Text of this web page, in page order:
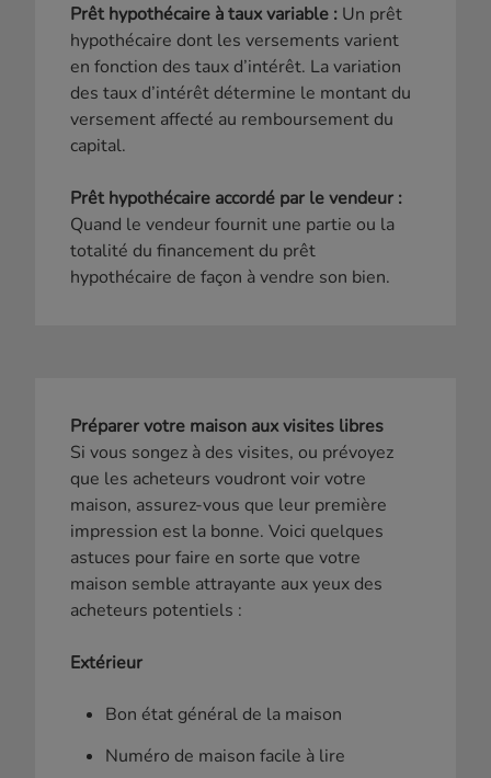
Prêt hypothécaire à taux variable : Un prêt
hypothécaire dont les versements varient
en fonction des taux d’intérêt. La variation
des taux d’intérêt détermine le montant du
versement affecté au remboursement du
capital.
Prêt hypothécaire accordé par le vendeur :
Quand le vendeur fournit une partie ou la
totalité du financement du prêt
hypothécaire de façon à vendre son bien.
Préparer votre maison aux visites libres
Si vous songez à des visites, ou prévoyez
que les acheteurs voudront voir votre
maison, assurez-vous que leur première
impression est la bonne. Voici quelques
astuces pour faire en sorte que votre
maison semble attrayante aux yeux des
acheteurs potentiels :
Extérieur
Bon état général de la maison
Numéro de maison facile à lire